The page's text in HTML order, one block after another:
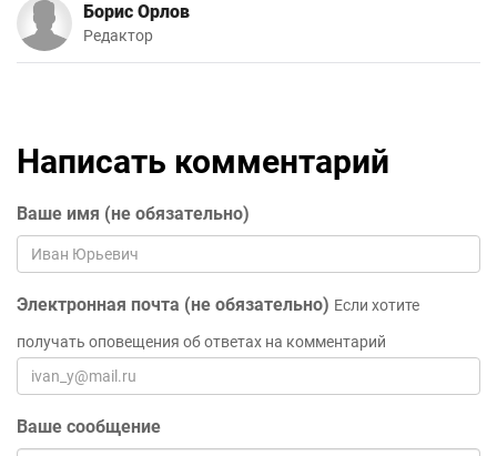
Борис Орлов
Редактор
Написать комментарий
Ваше имя (не обязательно)
Электронная почта (не обязательно) Если хотите
получать оповещения об ответах на комментарий
Ваше сообщение